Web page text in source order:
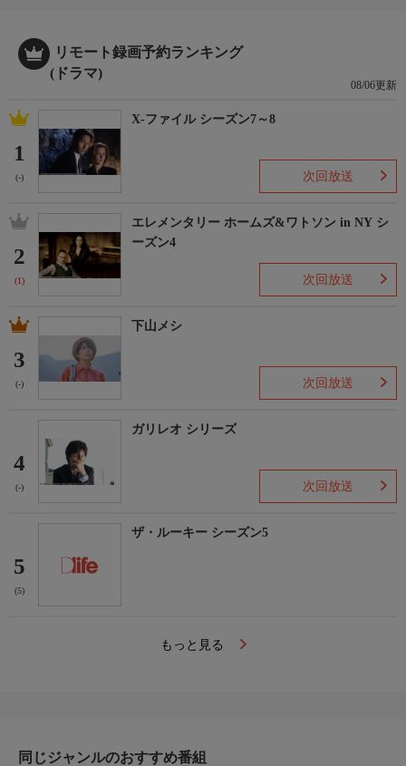
リモート録画予約ランキング
(ドラマ)
08/06更新
1
(-)
X-ファイル シーズン7～8
次回放送
2
(1)
エレメンタリー ホームズ&ワトソン in NY シ
ーズン4
次回放送
3
(-)
下山メシ
次回放送
4
(-)
ガリレオ シリーズ
次回放送
5
(5)
ザ・ルーキー シーズン5
もっと見る
同じジャンルのおすすめ番組